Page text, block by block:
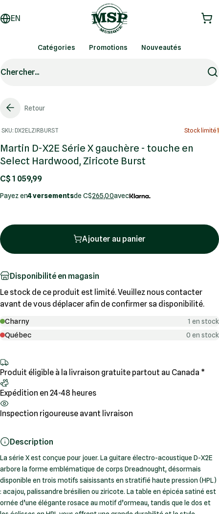
EN
Catégories Promotions Nouveautés
Chercher...
Retour
SKU: DX2ELZIRBURST Stock limité1
Martin D-X2E Série X gauchère - touche en
Select Hardwood, Ziricote Burst
C$ 1 059,99
Payez en4 versementsde C$265,00avec
Ajouter au panier
Disponibilité en magasin
Le stock de ce produit est limité. Veuillez nous contacter
avant de vous déplacer afin de confirmer sa disponibilité.
Charny 1 en stock
Québec 0 en stock
Produit éligible à la livraison gratuite partout au Canada *
Expédition en 24-48 heures
Inspection rigoureuse avant livraison
Description
La série X est conçue pour jouer. La guitare électro-acoustique D-X2E
arbore la forme emblématique de corps Dreadnought, désormais
disponible en trois motifs saisissants en stratifié haute pression (HPL)
: acajou, palissandre brésilien ou ziricote. La table en épicéa satiné est
ornée d’une élégante rosace au motif d’ormeau, tandis que le dos et